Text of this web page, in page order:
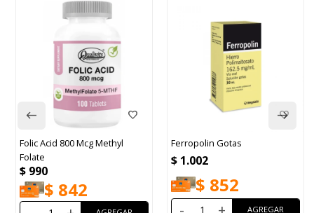
Ferropolin Gotas
$
$ 852
Quelat Complex 30
Comprimidos
$ 871